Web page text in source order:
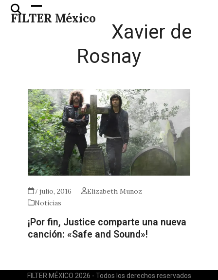
Skip
FILTER México
Open
mobile
Close
mobile
Xavier de
Rosnay
7 julio, 2016
Elizabeth Munoz
Noticias
¡Por fin, Justice comparte una nueva
canción: «Safe and Sound»!
FILTER MÉXICO 2026 - Todos los derechos reservados